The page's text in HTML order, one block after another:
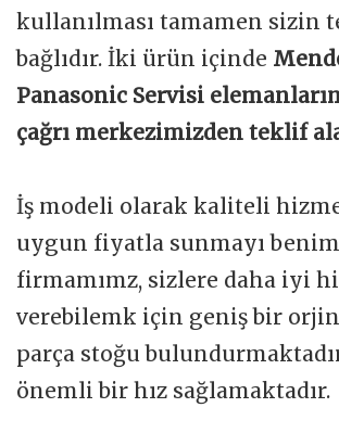
kullanılması tamamen sizin
bağlıdır. İki ürün içinde
Panasonic Servisi
çağrı merkezimizden teklif
İş modeli olarak kaliteli
uygun fiyatla sunmayı
firmamımz, sizlere daha iyi
verebilemk için geniş bir
parça stoğu
önemli bir hız sağlamaktadır.